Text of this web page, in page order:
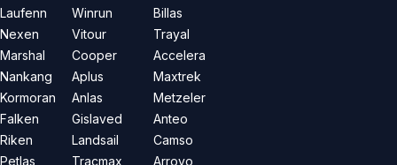
Laufenn
Nexen
Marshal
Nankang
Kormoran
Falken
Riken
Petlas
Winrun
Vitour
Cooper
Aplus
Anlas
Gislaved
Landsail
Tracmax
Billas
Trayal
Accelera
Maxtrek
Metzeler
Anteo
Camso
Arroyo